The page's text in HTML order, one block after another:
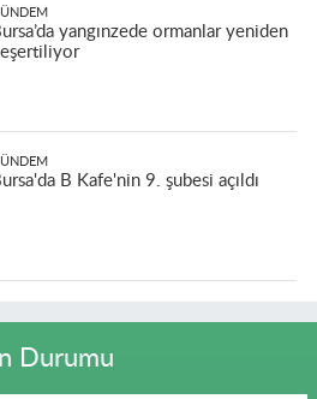
yangınzede ormanlar yeniden
B Kafe'nin 9. şubesi açıldı
Durumu